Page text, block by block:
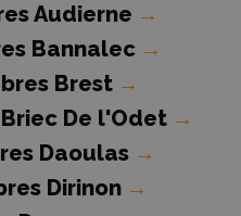
Audierne →
Bannalec →
Brest →
De l'Odet →
Daoulas →
Dirinon →